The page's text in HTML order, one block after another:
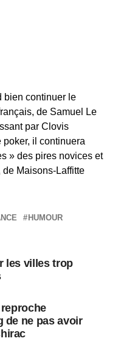
bien continuer le
de Samuel Le
par Clovis
il continuera
» des pires novices et
Maisons-Laffitte
HUMOUR
les villes trop
de ne pas avoir